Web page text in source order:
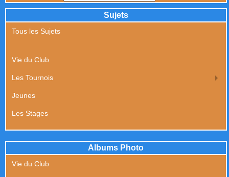
Sujets
Tous les Sujets
Vie du Club
Les Tournois
Jeunes
Les Stages
Albums Photo
Vie du Club